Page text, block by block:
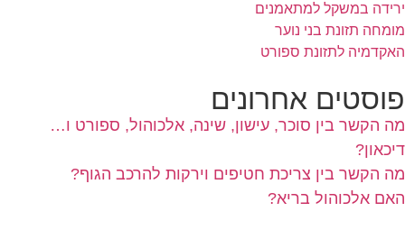
ירידה במשקל למתאמנים
מומחה תזונת בני נוער
האקדמיה לתזונת ספורט
פוסטים אחרונים
מה הקשר בין סוכר, עישון, שינה, אלכוהול, ספורט ו…
דיכאון?
מה הקשר בין צריכת חטיפים וירקות להרכב הגוף?
האם אלכוהול בריא?